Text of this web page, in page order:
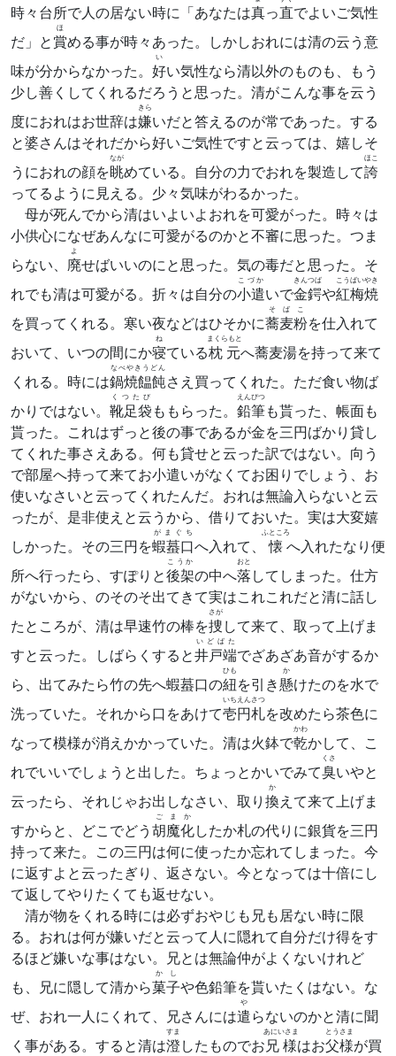
時々台所で人の居ない時に「あなたは真っ直でよいご気性
だ」と賞
ほ
める事が時々あった。しかしおれには清の云う意
味が分からなかった。 好
い
い気性なら清以外のものも、もう
少し善くしてくれるだろうと思った。清がこんな事を云う
度におれはお世辞は嫌
きら
いだと答えるのが常であった。する
と婆さんはそれだから好いご気性ですと云っては、嬉しそ
うにおれの顔を眺
なが
めている。自分の力でおれを製造して誇
ほこ
ってるように見える。少々気味がわるかった。
母が死んでから清はいよいよおれを可愛がった。時々は
小供心になぜあんなに可愛がるのかと不審に思った。つま
らない、 廃
よ
せばいいのにと思った。気の毒だと思った。そ
れでも清は可愛がる。折々は自分の小遣
こづか
いで金鍔
きんつば
や紅梅焼
こうばいやき
を買ってくれる。寒い夜などはひそかに蕎麦粉
そばこ
を仕入れて
おいて、いつの間にか寝
ね
ている枕元
まくらもと
へ蕎麦湯を持って来て
くれる。時には鍋焼饂飩
なべやきうどん
さえ買ってくれた。ただ食い物ば
かりではない。 靴足袋
くつたび
ももらった。 鉛筆
えんぴつ
も貰った、帳面も
貰った。これはずっと後の事であるが金を三円ばかり貸し
てくれた事さえある。何も貸せと云った訳ではない。向う
で部屋へ持って来てお小遣いがなくてお困りでしょう、お
使いなさいと云ってくれたんだ。おれは無論入らないと云
ったが、是非使えと云うから、借りておいた。実は大変嬉
しかった。その三円を蝦蟇口
がまぐち
へ入れて、 懐
ふところ
へ入れたなり便
所へ行ったら、すぽりと後架
こうか
の中へ落
おと
してしまった。仕方
がないから、のそのそ出てきて実はこれこれだと清に話し
たところが、清は早速竹の棒を捜
さが
して来て、取って上げま
すと云った。しばらくすると井戸端
いどばた
でざあざあ音がするか
ら、出てみたら竹の先へ蝦蟇口の紐
ひも
を引き懸
か
けたのを水で
洗っていた。それから口をあけて壱円札
いちえんさつ
を改めたら茶色に
なって模様が消えかかっていた。清は火鉢で乾
かわ
かして、こ
れでいいでしょうと出した。ちょっとかいでみて臭
くさ
いやと
云ったら、それじゃお出しなさい、取り換
か
えて来て上げま
すからと、どこでどう胡魔化
ごまか
したか札の代りに銀貨を三円
持って来た。この三円は何に使ったか忘れてしまった。今
に返すよと云ったぎり、返さない。今となっては十倍にし
て返してやりたくても返せない。
清が物をくれる時には必ずおやじも兄も居ない時に限
る。おれは何が嫌いだと云って人に隠れて自分だけ得をす
るほど嫌いな事はない。兄とは無論仲がよくないけれど
も、兄に隠して清から菓子
かし
や色鉛筆を貰いたくはない。な
ぜ、おれ一人にくれて、兄さんには遣
や
らないのかと清に聞
く事がある。すると清は澄
すま
したものでお兄様
あにいさま
はお父様
とうさま
が買